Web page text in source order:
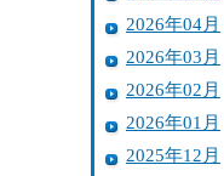
2026年04月
2026年03月
2026年02月
2026年01月
2025年12月